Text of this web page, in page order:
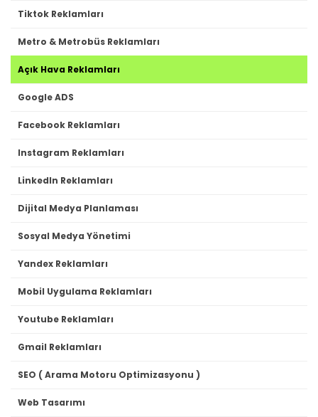
Tiktok Reklamları
Metro & Metrobüs Reklamları
Açık Hava Reklamları
Google ADS
Facebook Reklamları
Instagram Reklamları
LinkedIn Reklamları
Dijital Medya Planlaması
Sosyal Medya Yönetimi
Yandex Reklamları
Mobil Uygulama Reklamları
Youtube Reklamları
Gmail Reklamları
SEO ( Arama Motoru Optimizasyonu )
Web Tasarımı